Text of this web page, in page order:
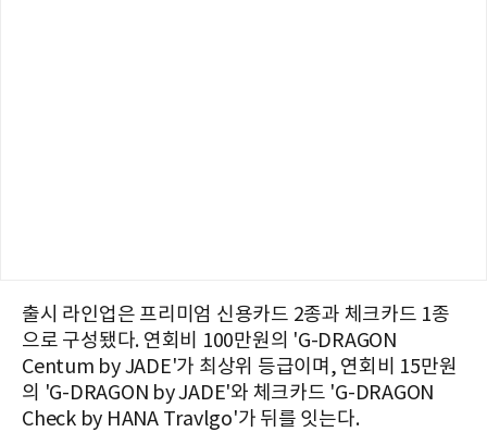
출시 라인업은 프리미엄 신용카드 2종과 체크카드 1종
으로 구성됐다. 연회비 100만원의 'G-DRAGON
Centum by JADE'가 최상위 등급이며, 연회비 15만원
의 'G-DRAGON by JADE'와 체크카드 'G-DRAGON
Check by HANA Travlgo'가 뒤를 잇는다.